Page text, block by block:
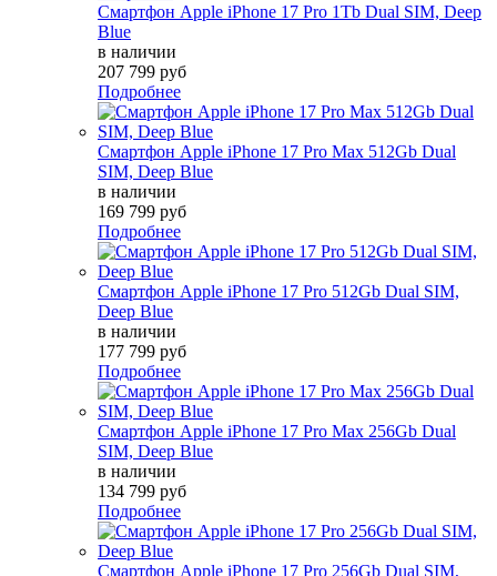
Смартфон Apple iPhone 17 Pro 1Tb Dual SIM, Deep
Blue
в наличии
207 799 руб
Подробнее
Смартфон Apple iPhone 17 Pro Max 512Gb Dual
SIM, Deep Blue
в наличии
169 799 руб
Подробнее
Смартфон Apple iPhone 17 Pro 512Gb Dual SIM,
Deep Blue
в наличии
177 799 руб
Подробнее
Смартфон Apple iPhone 17 Pro Max 256Gb Dual
SIM, Deep Blue
в наличии
134 799 руб
Подробнее
Смартфон Apple iPhone 17 Pro 256Gb Dual SIM,